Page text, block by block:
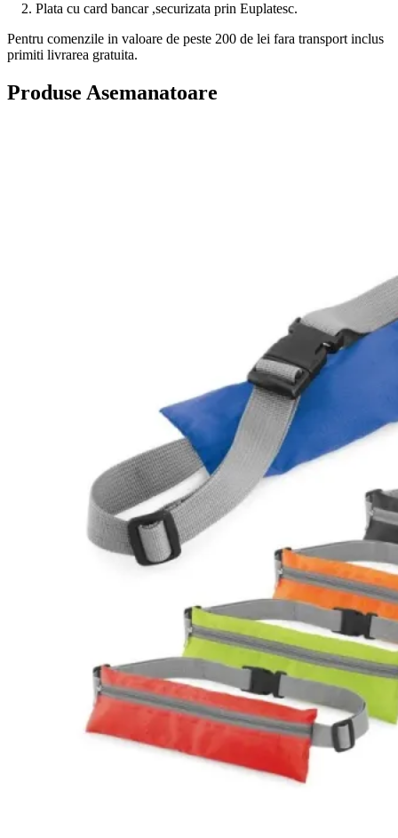
2. Plata cu card bancar ,securizata prin Euplatesc.
Pentru comenzile in valoare de peste 200 de lei fara transport inclus
primiti livrarea gratuita.
Produse Asemanatoare